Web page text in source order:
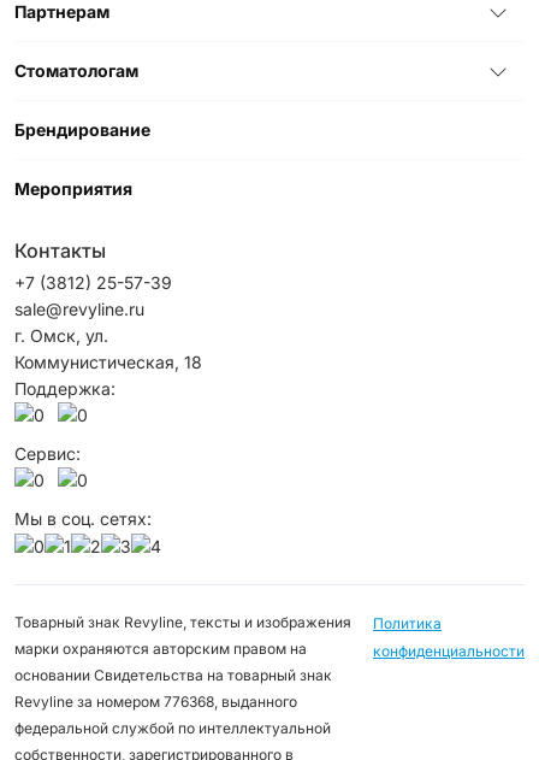
Партнерам
Стоматологам
Брендирование
Мероприятия
Контакты
+7 (3812) 25-57-39
sale@revyline.ru
г. Омск, ул.
Коммунистическая, 18
Поддержка:
Сервис:
Мы в соц. сетях:
Товарный знак Revyline, тексты и изображения
марки охраняются авторским правом на
основании Свидетельства на товарный знак
Revyline за номером 776368, выданного
федеральной службой по интеллектуальной
собственности, зарегистрированного в
Политика
конфиденциальности